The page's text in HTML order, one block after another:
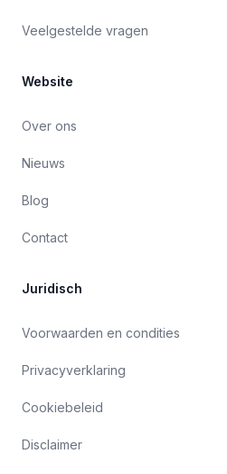
Veelgestelde vragen
Website
Over ons
Nieuws
Blog
Contact
Juridisch
Voorwaarden en condities
Privacyverklaring
Cookiebeleid
Disclaimer